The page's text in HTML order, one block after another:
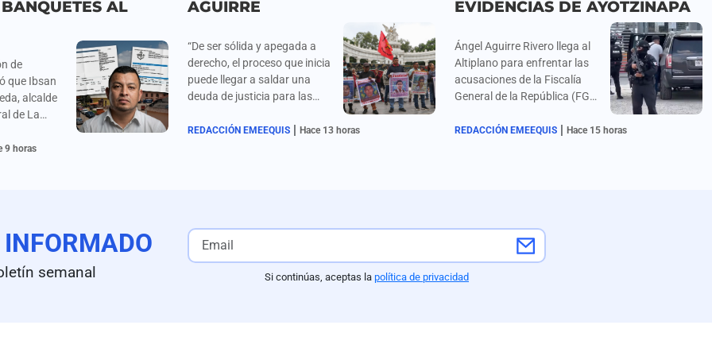
AL
de
que Ibsan
alcalde
de La
miles de
revisión a
(2024-
9 horas
AGUIRRE
“De ser sólida y apegada a
derecho, el proceso que inicia
puede llegar a saldar una
deuda de justicia para las
desaparecidos”, señalan los
REDACCIÓN EMEEQUIS | Hace 13 horas
EVIDENCIAS DE AYOTZINAPA
Ángel Aguirre Rivero llega al
Altiplano para enfrentar las
acusaciones de la Fiscalía
General de la República (FGR)
de pruebas en el caso
REDACCIÓN EMEEQUIS | Hace 15 horas
INFORMADO
semanal Si continúas, aceptas la política de privacidad